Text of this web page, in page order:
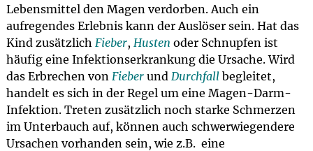
Lebensmittel den Magen verdorben. Auch ein
aufregendes Erlebnis kann der Auslöser sein. Hat das
Kind zusätzlich Fieber, Husten oder Schnupfen ist
häufig eine Infektionserkrankung die Ursache. Wird
das Erbrechen von Fieberund Durchfallbegleitet,
handelt es sich in der Regel um eine Magen-Darm-
Infektion. Treten zusätzlich noch starke Schmerzen
im Unterbauch auf, können auch schwerwiegendere
Ursachen vorhanden sein, wie z.B. eine